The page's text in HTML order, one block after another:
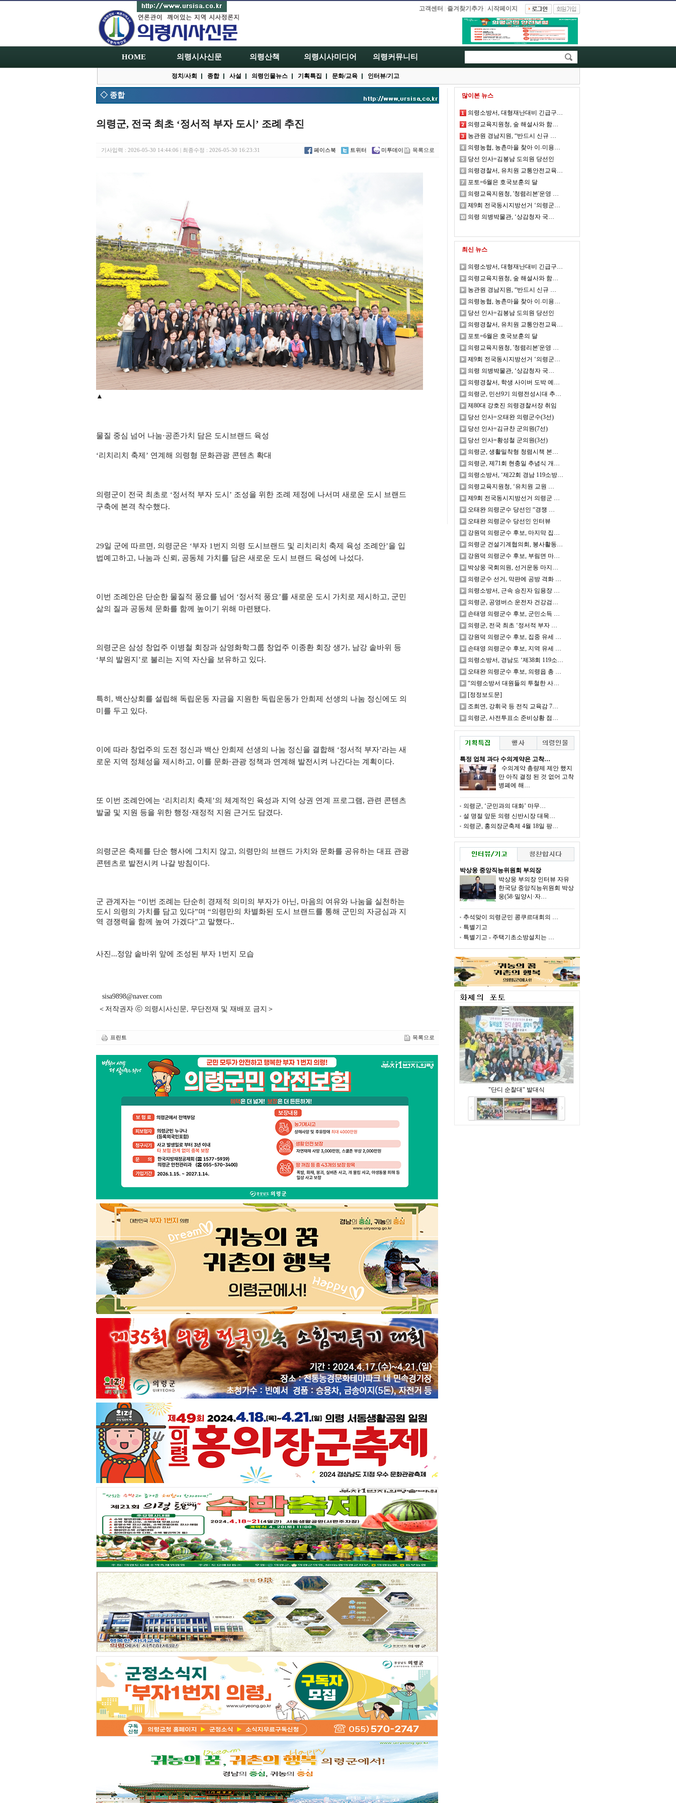
고객센터 즐겨찾기추가 시작페이지
HOME 의령시사신문
정치/사회 종합 사설 의령인물뉴스 기획특집 문화/교육 인터뷰/기고
의령산책 의령시사미디어 의령커뮤니티
◇ 종합
의령군, 전국 최초 ‘정서적 부자 도시’ 조례 추진
기사입력 : 2026-05-30 14:44:06 | 최종수정 : 2026-05-30 16:23:31 미투데이 목록으로
트위터
페이스북
▲
물질 중심 넘어 나눔·공존가치 담은 도시브랜드 육성
‘리치리치 축제 ’ 연계해 의령형 문화관광 콘텐츠 확대
의령군이 전국 최초로 ‘정서적 부자 도시 ’ 조성을 위한 조례 제정에 나서며 새로운 도시 브랜드
구축에 본격 착수했다.
29일 군에 따르면, 의령군은 ‘부자 1 번지 의령 도시브랜드 및 리치리치 축제 육성 조례안’을 입
법예고하고, 나눔과 신뢰, 공동체 가치를 담은 새로운 도시 브랜드 육성에 나섰다.
이번 조례안은 단순한 물질적 풍요를 넘어 ‘정서적 풍요’를 새로운 도시 가치로 제시하고, 군민
삶의 질과 공동체 문화를 함께 높이기 위해 마련됐다.
의령군은 삼성 창업주 이병철 회장과 삼영화학그룹 창업주 이종환 회장 생가, 남강 솥바위 등
‘부의 발원지 ’로 불리는 지역 자산을 보유하고 있다.
특히, 백산상회를 설립해 독립운동 자금을 지원한 독립운동가 안희제 선생의 나눔 정신에도 의
미를 두고 있다.
이에 따라 창업주의 도전 정신과 백산 안희제 선생의 나눔 정신을 결합해 ‘정서적 부자’라는 새
로운 지역 정체성을 제시하고, 이를 문화·관광 정책과 연계해 발전시켜 나간다는 계획이다.
또 이번 조례안에는 ‘리치리치 축제 ’의 체계적인 육성과 지역 상권 연계 프로그램, 관련 콘텐츠
발굴 및 지원 등을 위한 행정·재정적 지원 근거도 담겼다.
의령군은 축제를 단순 행사에 그치지 않고, 의령만의 브랜드 가치와 문화를 공유하는 대표 관광
콘텐츠로 발전시켜 나갈 방침이다.
군 관계자는 “이번 조례는 단순히 경제적 의미의 부자가 아닌 , 마음의 여유와 나눔을 실천하는
도시 의령의 가치를 담고 있다”며 “의령만의 차별화된 도시 브랜드를 통해 군민의 자긍심과 지
역 경쟁력을 함께 높여 가겠다”고 말했다..
사진...정암 솥바위 앞에 조성된 부자 1번지 모습
sisa9898@naver.com
＜저작권자 ⓒ 의령시사신문, 무단전재 및 재배포 금지＞
프린트 목록으로
많이본 뉴스
의령소방서, 대형재난대비 긴급구…
의령교육지원청, 숲 해설사와 함…
농관원 경남지원, “반드시 신규 …
의령농협, 농촌마을 찾아 이˓미용…
당선 인사=김봉남 도의원 당선인
의령경찰서, 유치원 교통안전교육…
포토=6월은 호국보훈의 달
의령교육지원청, '청렴리본'운영 …
제9회 전국동시지방선거 ‘의령군…
의령 의병박물관, ‘상감청자 국…
최신 뉴스
의령소방서, 대형재난대비 긴급구…
의령교육지원청, 숲 해설사와 함…
농관원 경남지원, “반드시 신규 …
의령농협, 농촌마을 찾아 이˓미용…
당선 인사=김봉남 도의원 당선인
의령경찰서, 유치원 교통안전교육…
포토=6월은 호국보훈의 달
의령교육지원청, '청렴리본'운영 …
제9회 전국동시지방선거 ‘의령군…
의령 의병박물관, ‘상감청자 국…
의령경찰서, 학생 사이버 도박 예…
의령군, 민선9기 의령전성시대 추…
제80대 강호진 의령경찰서장 취임
당선 인사=오태완 의령군수(3선)
당선 인사=김규찬 군의원(7선)
당선 인사=황성철 군의원(3선)
의령군, 생활밀착형 청렴시책 본…
의령군, 제71회 현충일 추념식 개…
의령소방서, ‘제22회 경남 119소방…
의령교육지원청, ‘유치원 교원 …
제9회 전국동시지방선거 의령군 …
오태완 의령군수 당선인 “경쟁 …
오태완 의령군수 당선인 인터뷰
강원덕 의령군수 후보, 마지막 집…
의령군 건설기계협의회, 봉사활동…
강원덕 의령군수 후보, 부림면 마…
박상웅 국회의원, 선거운동 마지…
의령군수 선거, 막판에 공방 격화 …
의령소방서, 근속 승진자 임용장 …
의령군, 공영버스 운전자 건강검…
손태영 의령군수 후보, 군민소득 …
의령군, 전국 최초 ‘정서적 부자 …
강원덕 의령군수 후보, 집중 유세 …
손태영 의령군수 후보, 지역 유세 …
의령소방서, 경남도 ‘제38회 119소…
오태완 의령군수 후보, 의령읍 총 …
“의령소방서 대원들의 투철한 사…
[정정보도문]
조희연, 강휘국 등 전직 교육감 7…
의령군, 사전투표소 준비상황 점…
특정 업체 과다 수의계약은 고착…
수의계약 총량제 제안 했지
만 아직 결정 된 것 없어 고착
병폐에 해…
의령군, ‘군민과의 대화’ 마무…
설 명절 앞둔 의령 신반시장 대목…
의령군, 홍의장군축제 4월 18일 팡…
박상웅 중앙직능위원회 부의장
박상웅 부의장 인터뷰 자유
한국당 중앙직능위원회 박상
웅(58·밀양시·자…
추석맞이 의령군민 콩쿠르대회의 …
특별기고
특별기고 - 주택기초소방설치는 …
"단디 순찰대" 발대식